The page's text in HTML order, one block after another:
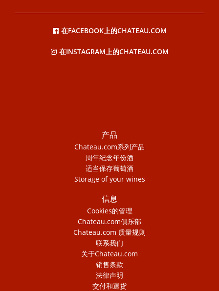
在FACEBOOK上的CHATEAU.COM
在INSTAGRAM上的CHATEAU.COM
产品
Chateau.com系列产品
周年纪念年份酒
适当保存葡萄酒
Storage of your wines
信息
Cookies的管理
Chateau.com俱乐部
Chateau.com 质量规则
联系我们
关于Chateau.com
销售条款
法律声明
交付和退货